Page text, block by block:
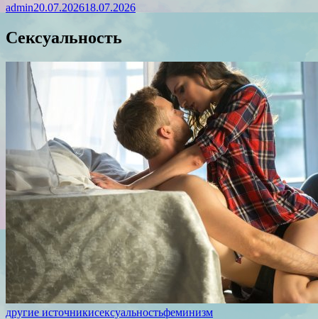
admin20.07.202618.07.2026
Сексуальность
другие источникисексуальностьфеминизм